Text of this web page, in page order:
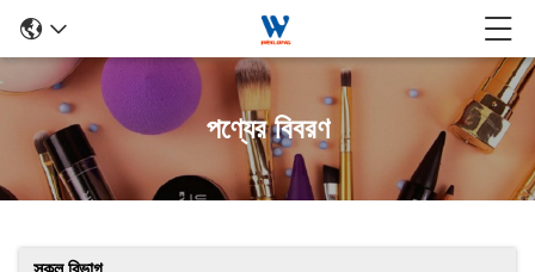
পণ্যের বিবরণ